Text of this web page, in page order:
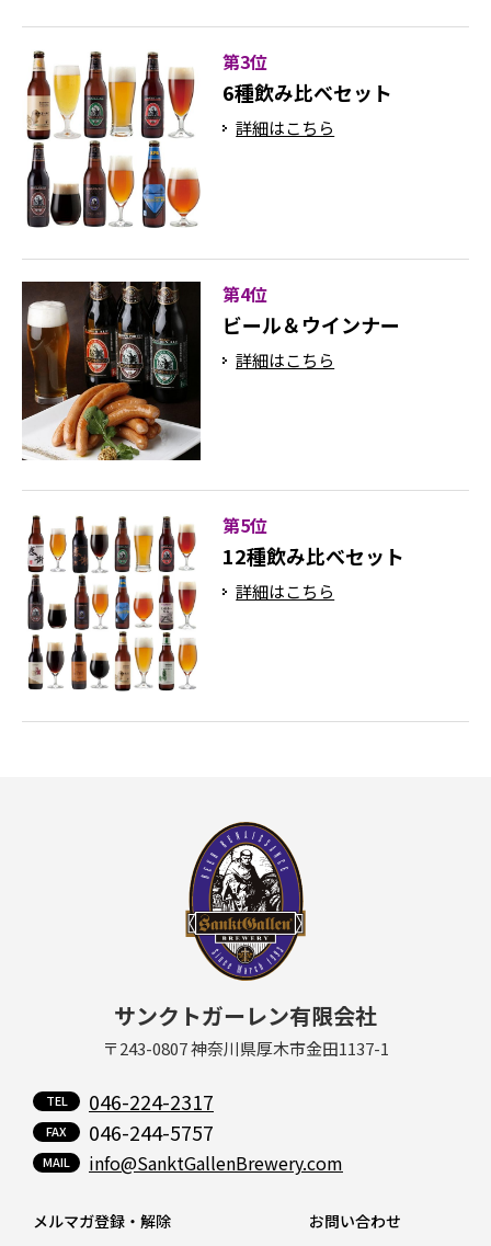
第3位
6種飲み比べセット
詳細はこちら
第4位
ビール＆ウインナー
詳細はこちら
第5位
12種飲み比べセット
詳細はこちら
サンクトガーレン有限会社
〒243-0807 神奈川県厚木市金田1137-1
046-224-2317
046-244-5757
info@SanktGallenBrewery.com
メルマガ登録・解除
お問い合わせ